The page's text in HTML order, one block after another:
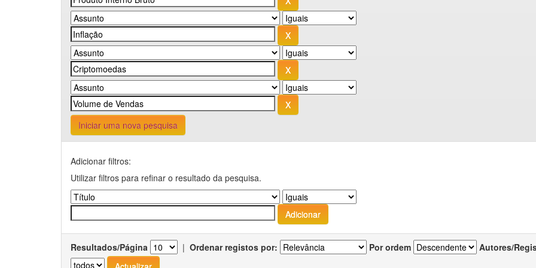
Iniciar uma nova pesquisa
Adicionar filtros:
Utilizar filtros para refinar o resultado da pesquisa.
Resultados/Página | Ordenar registos por: Por ordem Autores/